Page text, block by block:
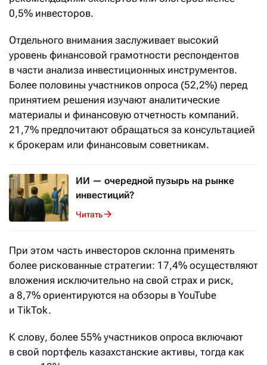
0,5% инвесторов.
Отдельного внимания заслуживает высокий
уровень финансовой грамотности респондентов
в части анализа инвестиционных инструментов.
Более половины участников опроса (52,2%) перед
принятием решения изучают аналитические
материалы и финансовую отчетность компаний.
21,7% предпочитают обращаться за консультацией
к брокерам или финансовым советникам.
ИИ — очередной пузырь на рынке
инвестиций?
Читать
При этом часть инвесторов склонна применять
более рискованные стратегии: 17,4% осуществляют
вложения исключительно на свой страх и риск,
а 8,7% ориентируются на обзоры в YouTube
и TikTok.
К слову, более 55% участников опроса включают
в свой портфель казахстанские активы, тогда как